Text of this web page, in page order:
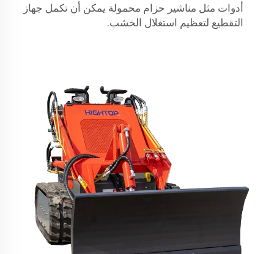
أدوات مثل مناشير حزام محمولة يمكن أن تكمل جهاز
التقطيع لتعظيم استغلال الخشب.